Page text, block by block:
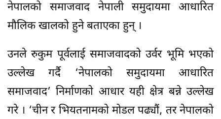
नेपालको समाजवाद नेपाली समुदायमा आधारित
मौलिक खालको हुने बताएका हुन् ।
उनले रुकुम पूर्वलाई समाजवादको उर्वर भूमि भएको
उल्लेख गर्दै ‘नेपालको समुदायमा आधारित
समाजवाद’ निर्माणको आधार यही क्षेत्र बन्ने उल्लेख
गरे । ‘चीन र भियतनामको मोडल पढ्यौं, तर नेपालको